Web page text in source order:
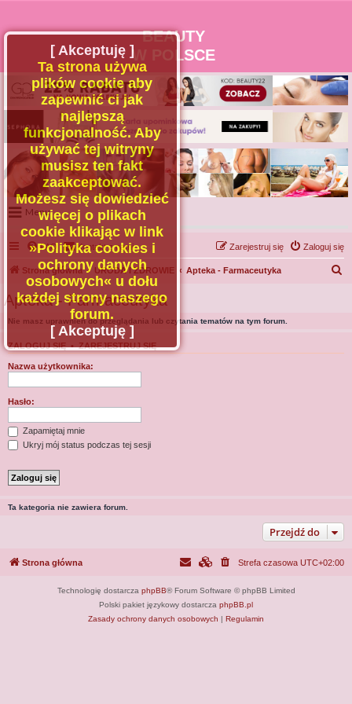
BEAUTY
W POLSCE
Menu
Portal
Facebook
Regulamin
Zapytaj administratora
Kontakt
FAQ Kontakt z nami Zaloguj się
Zarejestruj się
Strona główna URODA I ZDROWIE Apteka - Farmaceutyka
Apteka - Farmaceutyka
Nie masz uprawnień do przeglądania lub czytania tematów na tym forum.
ZALOGUJ SIĘ•ZAREJESTRUJ SIĘ
Nazwa użytkownika:
Hasło:
Zapamiętaj mnie
Ukryj mój status podczas tej sesji
Ta kategoria nie zawiera forum.
Przejdź do
[ Akceptuję ]
Ta strona używa
plików cookie aby
zapewnić ci jak
najlepszą
funkcjonalność. Aby
używać tej witryny
musisz ten fakt
zaakceptować.
Możesz się dowiedzieć
więcej o plikach
cookie klikając w link
»Polityka cookies i
ochrony danych
osobowych« u dołu
każdej strony naszego
forum.
[ Akceptuję ]
Strona główna Strefa czasowa UTC+02:00
Technologię dostarcza phpBB® Forum Software © phpBB Limited
Polski pakiet językowy dostarcza phpBB.pl
Zasady ochrony danych osobowych | Regulamin